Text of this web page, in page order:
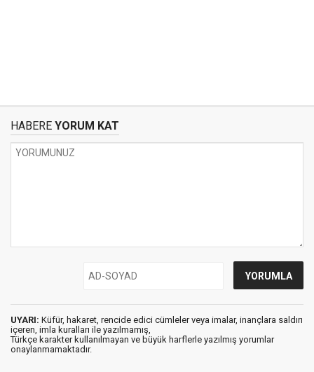
HABERE YORUM KAT
UYARI: Küfür, hakaret, rencide edici cümleler veya imalar, inançlara saldırı
içeren, imla kuralları ile yazılmamış,
Türkçe karakter kullanılmayan ve büyük harflerle yazılmış yorumlar
onaylanmamaktadır.